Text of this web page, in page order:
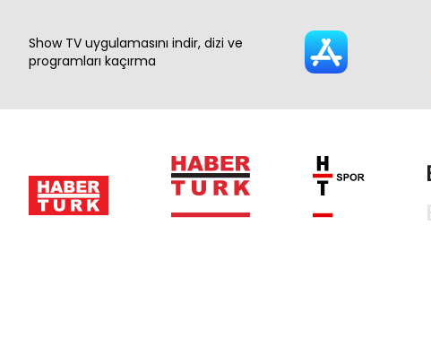
Show TV uygulamasını indir, dizi ve
programları kaçırma